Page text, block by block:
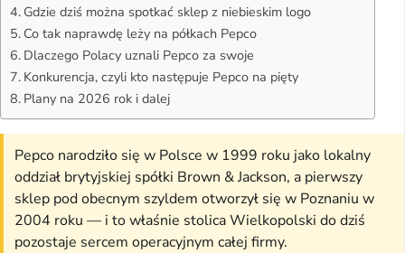
Gdzie dziś można spotkać sklep z niebieskim logo
Co tak naprawdę leży na półkach Pepco
Dlaczego Polacy uznali Pepco za swoje
Konkurencja, czyli kto następuje Pepco na pięty
Plany na 2026 rok i dalej
Pepco narodziło się w Polsce w 1999 roku jako lokalny
oddział brytyjskiej spółki Brown & Jackson, a pierwszy
sklep pod obecnym szyldem otworzył się w Poznaniu w
2004 roku — i to właśnie stolica Wielkopolski do dziś
pozostaje sercem operacyjnym całej firmy.